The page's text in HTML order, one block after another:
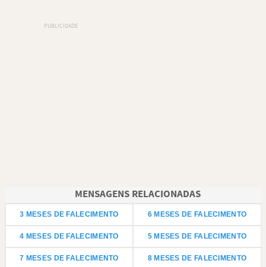
MENSAGENS RELACIONADAS
3 MESES DE FALECIMENTO 6 MESES DE FALECIMENTO
4 MESES DE FALECIMENTO 5 MESES DE FALECIMENTO
7 MESES DE FALECIMENTO 8 MESES DE FALECIMENTO